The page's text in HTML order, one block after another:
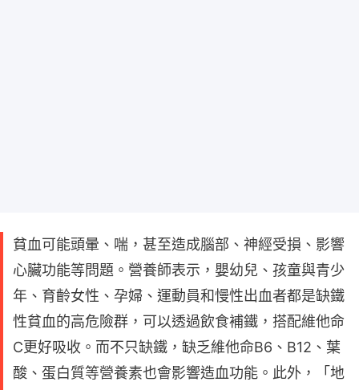
貧血可能頭暈、喘，甚至造成腦部、神經受損、影響
心臟功能等問題。營養師表示，嬰幼兒、孩童與青少
年、育齡女性、孕婦、運動員和慢性出血者都是缺鐵
性貧血的高危險群，可以透過飲食補鐵，搭配維他命
C更好吸收。而不只缺鐵，缺乏維他命B6、B12、葉
酸、蛋白質等營養素也會影響造血功能。此外，「地